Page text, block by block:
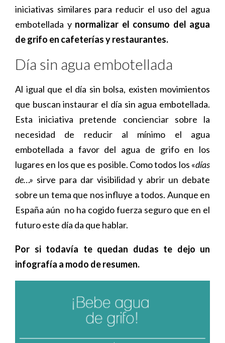
iniciativas similares para reducir el uso del agua
embotellada ynormalizar el consumo del agua
de grifo en cafeterías y restaurantes.
Día sin agua embotellada
Al igual que el día sin bolsa, existen movimientos
que buscan instaurar el día sin agua embotellada.
Esta iniciativa pretende concienciar sobre la
necesidad de reducir al mínimo el agua
embotellada a favor del agua de grifo en los
lugares en los que es posible. Como todos los «días
de…» sirve para dar visibilidad y abrir un debate
sobre un tema que nos influye a todos. Aunque en
España aún no ha cogido fuerza seguro que en el
futuro este día da que hablar.
Por si todavía te quedan dudas te dejo un
infografía a modo de resumen.